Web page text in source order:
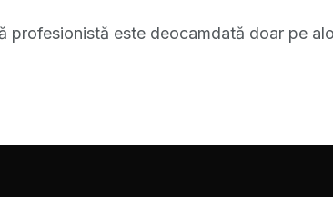
profesionistă este deocamdată doar pe